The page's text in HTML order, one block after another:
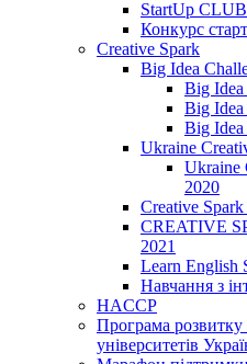
StartUp
Конкурс
Creative Spark
Big Idea
Big Idea
Big Idea
Big Idea
Ukraine
Ukraine
2020
Creative
CREATIVE
2021
Learn English
Навчання з
HACCP
Програма розвитку
університетів